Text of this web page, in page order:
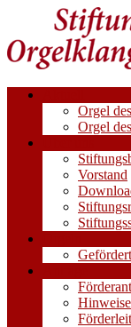
Orgel
Orgel
Vorstand